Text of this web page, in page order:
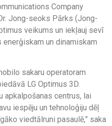
Company
Jong-seoks Pārks (Jong-
veikums un iekļauj sevī
un dinamiskam
sakaru operatoram
LG Optimus 3D.
apkalpošanas centrus, lai
iespēju un tehnoloģiju dēļ
viedtālruni pasaulē,” saka